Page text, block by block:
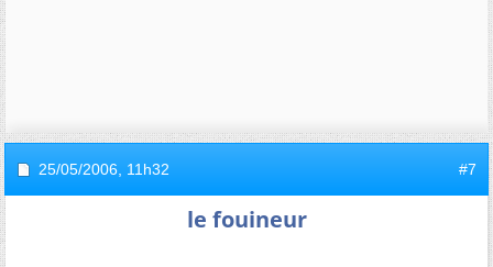
25/05/2006, 11h32 #7
le fouineur